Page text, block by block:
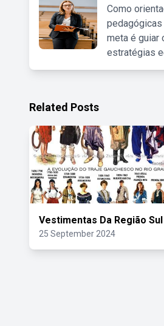
Como
meta é guiar
estratégias
Related Posts
Vestimentas Da Região Sul
25 September 2024